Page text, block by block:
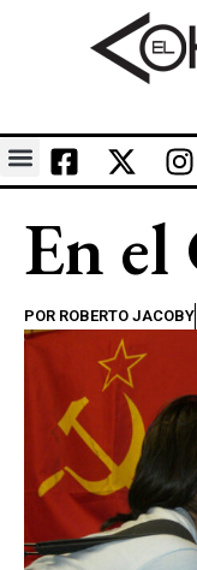
En
POR ROBERTO JACOBY